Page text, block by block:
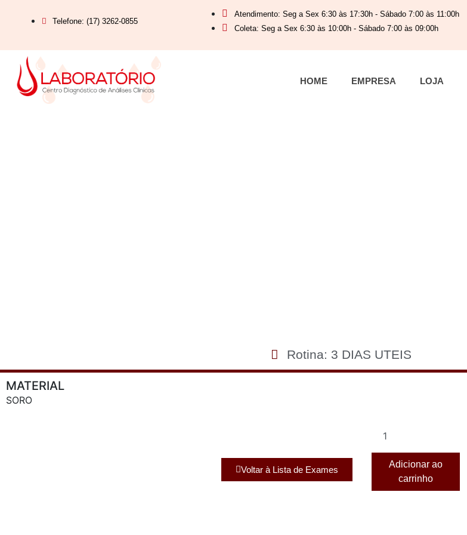
Telefone: (17) 3262-0855
Atendimento: Seg a Sex 6:30 às 17:30h - Sábado 7:00 às 11:00h
Coleta: Seg a Sex 6:30 às 10:00h - Sábado 7:00 às 09:00h
HOME EMPRESA LOJA
Rotina: 3 DIAS UTEIS
MATERIAL
SORO
Voltar à Lista de Exames
Adicionar ao
carrinho